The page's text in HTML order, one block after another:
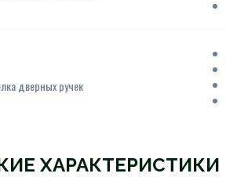
дверных ручек
ХАРАКТЕРИСТИКИ